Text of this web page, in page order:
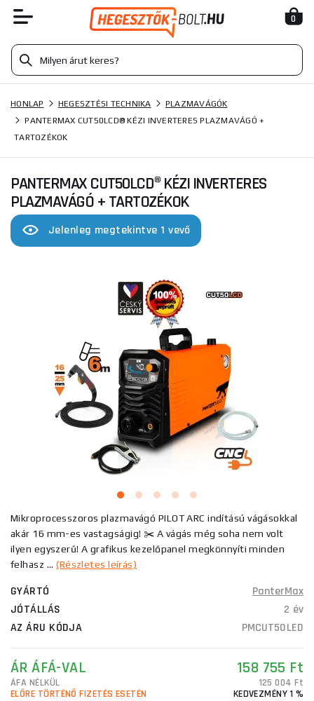
0
HONLAP HEGESZTÉSI TECHNIKA
PLAZMAVÁGÓK
PANTERMAX CUT50LCD® KÉZI INVERTERES PLAZMAVÁGÓ +
TARTOZÉKOK
PANTERMAX CUT50LCD® KÉZI INVERTERES
PLAZMAVÁGÓ + TARTOZÉKOK
Jelenleg megtekintve 1 vevő
Mikroprocesszoros plazmavágó PILOT ARC indítású vágásokkal
akár 16 mm-es vastagságig! ✂️ A vágás még soha nem volt
ilyen egyszerű! A grafikus kezelőpanel megkönnyíti minden
felhasz ...(Részletes leírás)
GYÁRTÓ
PanterMax
JÓTÁLLÁS
2 év
AZ ÁRU KÓDJA
PMCUT50LED
ÁR ÁFÁ-VAL 158 755 Ft
ÁFA NÉLKÜL
125 004 Ft
ELŐRE TÖRTÉNŐ FIZETÉS ESETÉN
KEDVEZMÉNY 1 %